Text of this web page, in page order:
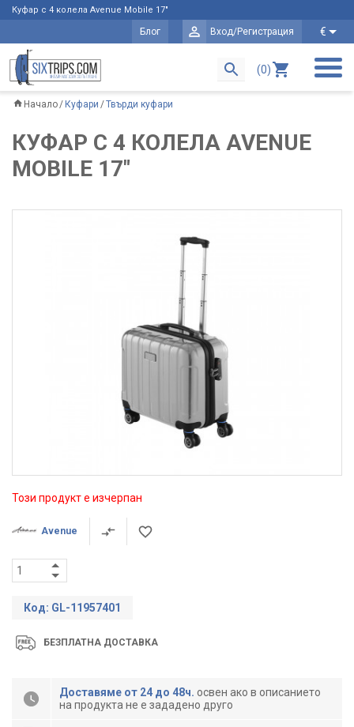
Куфар с 4 колела Avenue Mobile 17"
Блог Вход/Регистрация €
(0)
Начало Куфари Твърди куфари
КУФАР С 4 КОЛЕЛА AVENUE
MOBILE 17"
Този продукт е изчерпан
Avenue
Код: GL-11957401
БЕЗПЛАТНА ДОСТАВКА
Доставяме от 24 до 48ч. освен ако в описанието
на продукта не е зададено друго